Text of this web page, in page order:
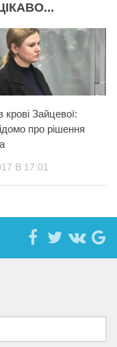
кpoві Зайцевої:
про рішення
В 17:01